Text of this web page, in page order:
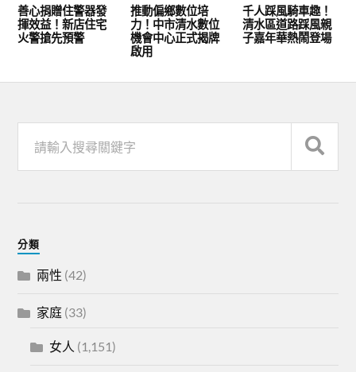
善心捐贈住警器發
揮效益！新店住宅
火警搶先預警
推動偏鄉數位培
力！中市清水數位
機會中心正式揭牌
啟用
千人踩風騎車趣！
清水區道路踩風親
子嘉年華熱鬧登場
分類
兩性 (42)
家庭 (33)
女人 (1,151)